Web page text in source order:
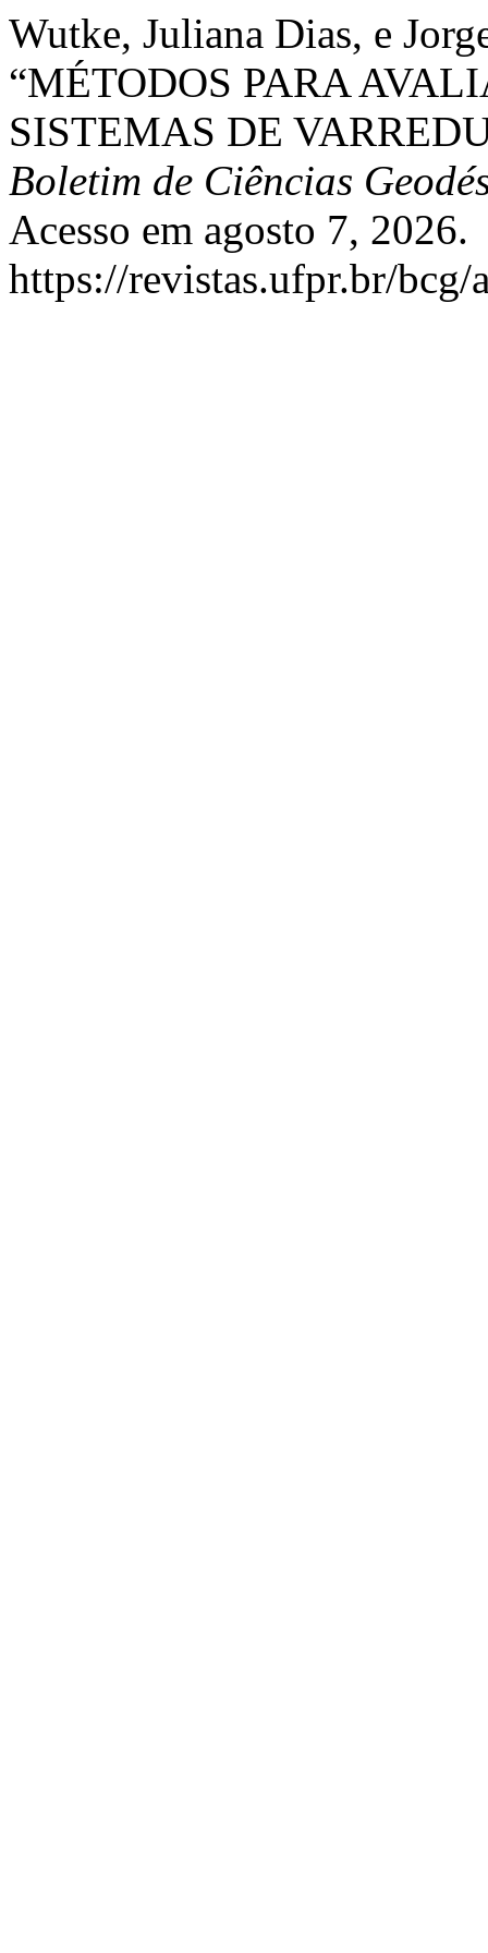
Wutke, Juliana Dias, e
“MÉTODOS PARA
SISTEMAS DE
Boletim de Ciências
Acesso em agosto 7, 2026.
https://revistas.ufpr.br/